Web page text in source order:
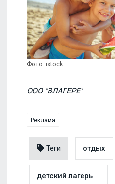
Фото: istock
ООО "ВЛАГЕРЕ"
Реклама
Теги отдых
детский лагерь